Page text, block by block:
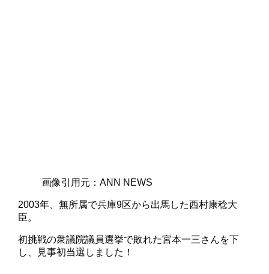
画像引用元：ANN NEWS
2003年、無所属で兵庫9区から出馬した西村康稔大
臣。
初挑戦の衆議院議員選挙で敗れた宮本一三さんを下
し、見事初当選しました！